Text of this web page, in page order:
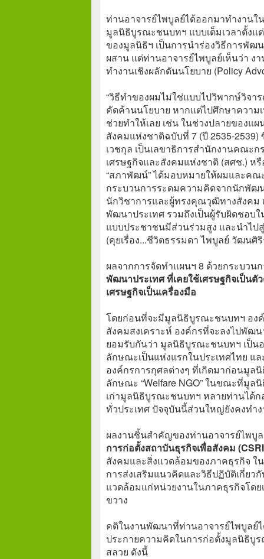
ท่านอาจารย์ไพบูลย์ได้ออกมาทำงานใ
มูลนิธิบูรณะชนบทฯ แบบเต็มเวลาตั้งแ
ของมูลนิธิฯ เป็นการนำร่องวิธีการพั
ผสาน แต่ท่านอาจารย์ไพบูลย์เห็นว่า ง
ทำงานเชิงผลักดันนโยบาย (Policy
“วิธีทำของผมไม่ใช่แบบไปวิพากษ์วิจา
คัดค้านนโยบาย หากแต่ไปศึกษาความ
ช่วยทำให้เลย เช่น ในช่วงปลายของแ
สังคมแห่งชาติฉบับที่ 7 (ปี 2535-2539)
เวชกุล เป็นเลขาธิการสำนักงานคณะ
เศรษฐกิจและสังคมแห่งชาติ (สศช.) หรื
“สภาพัฒน์” ได้มอบหมายให้ผมและคณ
กระบวนการระดมความคิดจากนักพัฒ
นักวิชาการและผู้ทรงคุณวุฒิทางสังคม
พัฒนาประเทศ รวมถึงเป็นผู้รับผิดชอบ
แบบประชาชนมีส่วนร่วมสูง และนำไ
(คุยเรื่อง...ชีวิตธรรมดา ไพบูลย์ วัฒนศิ
ผลจากการจัดทำแผนฯ 8 ด้วยกระบว
พัฒนาประเทศ ที่เคยใช้เศรษฐกิจเป็น
เศรษฐกิจเป็นเครื่องมือ
โดยก่อนที่จะมีมูลนิธิบูรณะชนบทฯ อง
สังคมสงเคราะห์ องค์กรที่จะลงไปพั
ยอมรับกันว่า มูลนิธิบูรณะชนบทฯ เป็น
ลักษณะเป็นแห่งแรกในประเทศไทย แล
องค์กรการกุศลต่างๆ ที่เกิดมาก่อนมูล
ลักษณะ “Welfare NGO” ในขณะที่มูล
เก่ามูลนิธิบูรณะชนบทฯ หลายท่านได้
ทั่วประเทศ ปัจจุบันนี้ส่วนใหญ่ยังคงทำ
ผลงานชิ้นสำคัญของท่านอาจารย์ไพบู
การก่อตั้งสถาบันธุรกิจเพื่อสังคม
สังคมและสิ่งแวดล้อมของภาคธุรกิจ ใ
การส่งเสริมแนวคิดและวิธีปฏิบัติเกี่ย
แวดล้อมแก่หน่วยงานในภาคธุรกิจโด
ขวาง
คติในงานพัฒนาที่ท่านอาจารย์ไพบูลย์
ประกายความคิดในการก่อตั้งมูลนิธิบูร
สลวย ดังนี้